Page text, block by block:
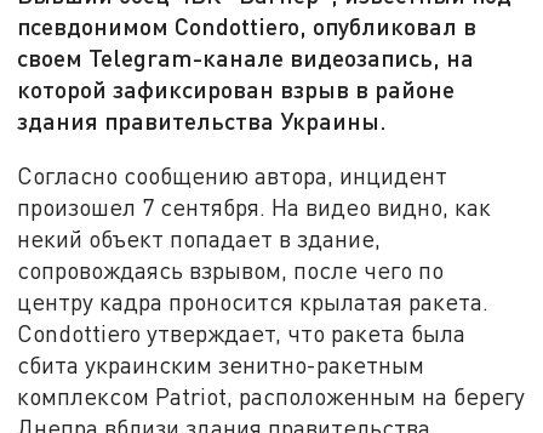
псевдонимом Condottiero, опубликовал в
своем Telegram-канале видеозапись, на
которой зафиксирован взрыв в районе
здания правительства Украины.
Согласно сообщению автора, инцидент
произошел 7 сентября. На видео видно, как
некий объект попадает в здание,
сопровождаясь взрывом, после чего по
центру кадра проносится крылатая ракета.
Condottiero утверждает, что ракета была
сбита украинским зенитно-ракетным
комплексом Patriot, расположенным на берегу
Днепра вблизи здания правительства.